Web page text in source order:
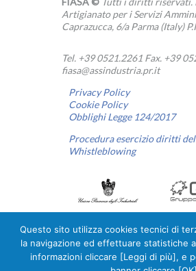
Artigianato per i Servizi
Caprazucca, 6/a Parma (Italy)
Tel. +39 0521.2261 Fax. +39
fiasa@assindustria.pr.it
Privacy Policy
Cookie Policy
Obblighi Legge 124/2017
Procedura esercizio diritti
Whistleblowing
Linkedin
Questo sito utilizza cookies tecnici di
la navigazione ed effettuare statistiche
informazioni cliccare [Leggi di più], e